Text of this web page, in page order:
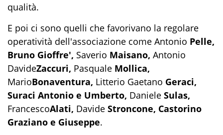
qualità.
E poi ci sono quelli che favorivano la regolare
operatività dell'associazione come Antonio Pelle,
Bruno Gioffre', Saverio Maisano, Antonio
DavideZaccuri, Pasquale Mollica,
MarioBonaventura, Litterio Gaetano Geraci,
Suraci Antonio e Umberto, Daniele Sulas,
FrancescoAlati, Davide Stroncone, Castorino
Graziano e Giuseppe.